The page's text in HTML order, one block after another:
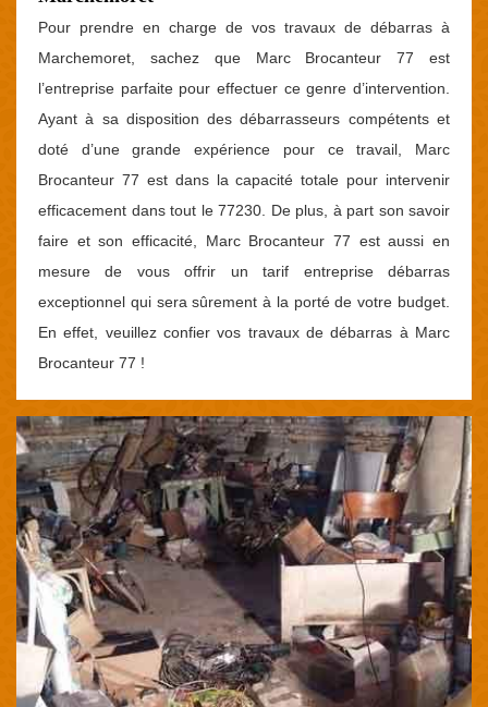
Pour prendre en charge de vos travaux de débarras à
Marchemoret, sachez que Marc Brocanteur 77 est
l’entreprise parfaite pour effectuer ce genre d’intervention.
Ayant à sa disposition des débarrasseurs compétents et
doté d’une grande expérience pour ce travail, Marc
Brocanteur 77 est dans la capacité totale pour intervenir
efficacement dans tout le 77230. De plus, à part son savoir
faire et son efficacité, Marc Brocanteur 77 est aussi en
mesure de vous offrir un tarif entreprise débarras
exceptionnel qui sera sûrement à la porté de votre budget.
En effet, veuillez confier vos travaux de débarras à Marc
Brocanteur 77 !